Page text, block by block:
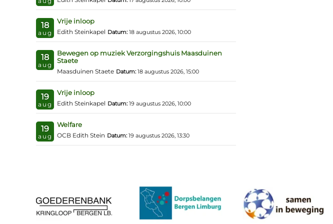
18
aug
Vrije inloop
Edith Steinkapel Datum: 18 augustus 2026, 10:00
18
aug
Bewegen op muziek Verzorgingshuis Maasduinen
Staete
Maasduinen Staete Datum: 18 augustus 2026, 15:00
19
aug
Vrije inloop
Edith Steinkapel Datum: 19 augustus 2026, 10:00
19
aug
Welfare
OCB Edith Stein Datum: 19 augustus 2026, 13:30